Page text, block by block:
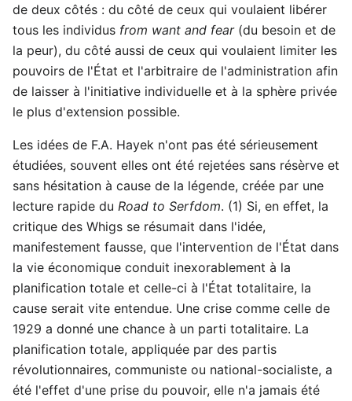
de deux côtés : du côté de ceux qui voulaient libérer
tous les individus from want and fear(du besoin et de
la peur), du côté aussi de ceux qui voulaient limiter les
pouvoirs de l'État et l'arbitraire de l'administration afin
de laisser à l'initiative individuelle et à la sphère privée
le plus d'extension possible.
Les idées de F.A. Hayek n'ont pas été sérieusement
étudiées, souvent elles ont été rejetées sans résèrve et
sans hésitation à cause de la légende, créée par une
lecture rapide du Road to Serfdom. (1) Si, en effet, la
critique des Whigs se résumait dans l'idée,
manifestement fausse, que l'intervention de l'État dans
la vie économique conduit inexorablement à la
planification totale et celle-ci à l'État totalitaire, la
cause serait vite entendue. Une crise comme celle de
1929 a donné une chance à un parti totalitaire. La
planification totale, appliquée par des partis
révolutionnaires, communiste ou national-socialiste, a
été l'effet d'une prise du pouvoir, elle n'a jamais été